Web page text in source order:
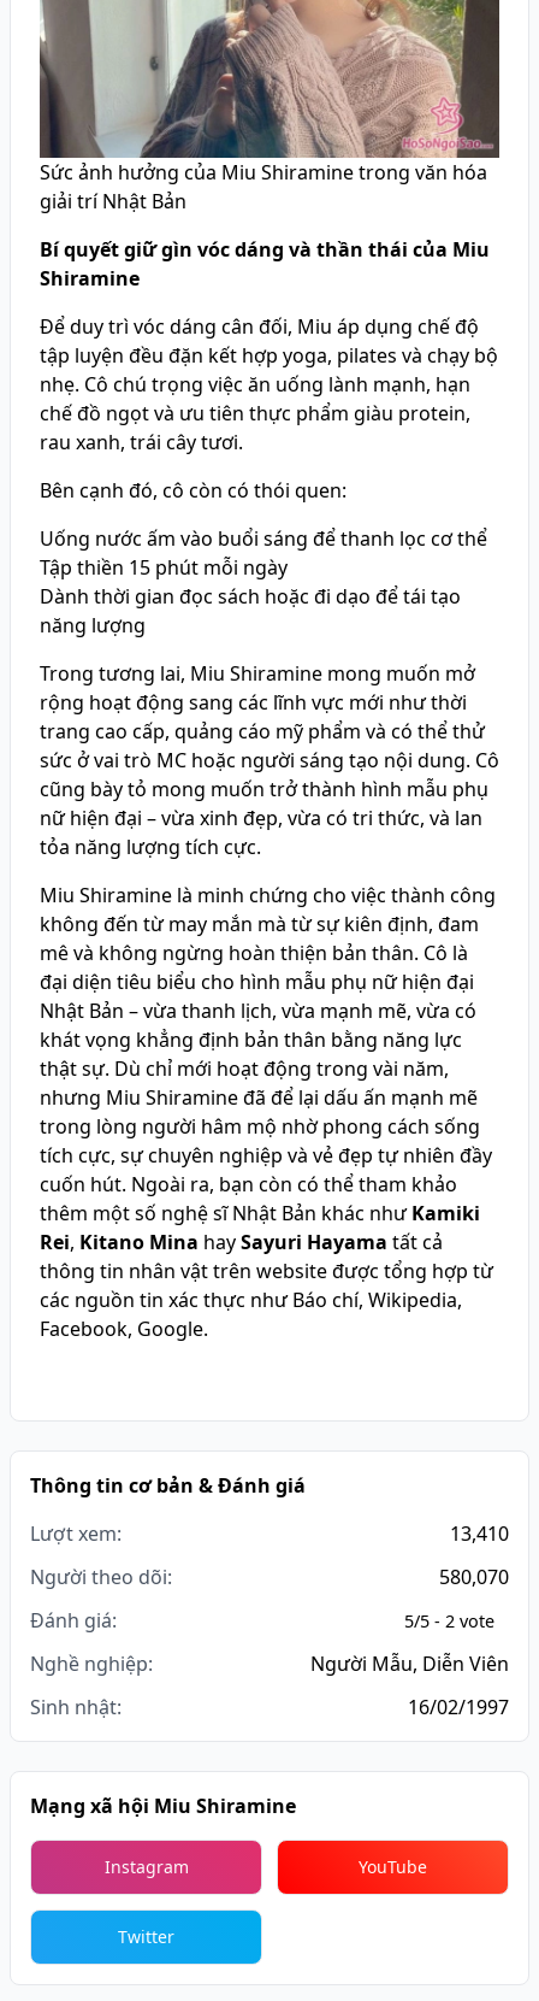
Sức ảnh hưởng của Miu Shiramine trong văn hóa
giải trí Nhật Bản
Bí quyết giữ gìn vóc dáng và thần thái của Miu
Shiramine
Để duy trì vóc dáng cân đối, Miu áp dụng chế độ
tập luyện đều đặn kết hợp yoga, pilates và chạy bộ
nhẹ. Cô chú trọng việc ăn uống lành mạnh, hạn
chế đồ ngọt và ưu tiên thực phẩm giàu protein,
rau xanh, trái cây tươi.
Bên cạnh đó, cô còn có thói quen:
Uống nước ấm vào buổi sáng để thanh lọc cơ thể
Tập thiền 15 phút mỗi ngày
Dành thời gian đọc sách hoặc đi dạo để tái tạo
năng lượng
Trong tương lai, Miu Shiramine mong muốn mở
rộng hoạt động sang các lĩnh vực mới như thời
trang cao cấp, quảng cáo mỹ phẩm và có thể thử
sức ở vai trò MC hoặc người sáng tạo nội dung. Cô
cũng bày tỏ mong muốn trở thành hình mẫu phụ
nữ hiện đại – vừa xinh đẹp, vừa có tri thức, và lan
tỏa năng lượng tích cực.
Miu Shiramine là minh chứng cho việc thành công
không đến từ may mắn mà từ sự kiên định, đam
mê và không ngừng hoàn thiện bản thân. Cô là
đại diện tiêu biểu cho hình mẫu phụ nữ hiện đại
Nhật Bản – vừa thanh lịch, vừa mạnh mẽ, vừa có
khát vọng khẳng định bản thân bằng năng lực
thật sự. Dù chỉ mới hoạt động trong vài năm,
nhưng Miu Shiramine đã để lại dấu ấn mạnh mẽ
trong lòng người hâm mộ nhờ phong cách sống
tích cực, sự chuyên nghiệp và vẻ đẹp tự nhiên đầy
cuốn hút. Ngoài ra, bạn còn có thể tham khảo
thêm một số nghệ sĩ Nhật Bản khác nhưKamiki
Rei, Kitano Mina haySayuri Hayama tất cả
thông tin nhân vật trên website được tổng hợp từ
các nguồn tin xác thực như Báo chí, Wikipedia,
Facebook, Google.
Thông tin cơ bản & Đánh giá
Lượt xem:
13,410
Người theo dõi:
580,070
Đánh giá:
5/5 - 2 vote
Nghề nghiệp:
Người Mẫu, Diễn Viên
Sinh nhật:
16/02/1997
Mạng xã hội Miu Shiramine
Instagram YouTube
Twitter